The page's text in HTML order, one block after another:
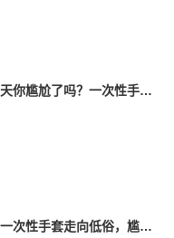
今天你尴尬了吗？一次性手套低俗变装引消费者反感
当一次性手套走向低俗，尴尬的不仅是成年人